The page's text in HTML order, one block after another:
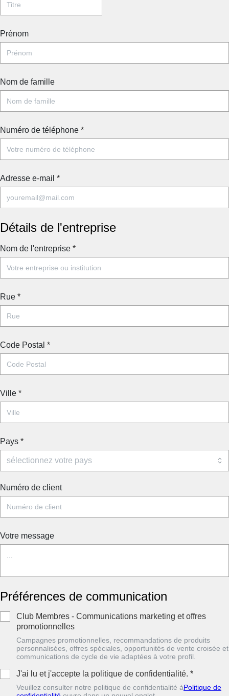
Prénom
Nom de famille
Numéro de téléphone *
Adresse e-mail *
Détails de l'entreprise
Nom de l'entreprise *
Rue *
Code Postal *
Ville *
Pays *
Numéro de client
Votre message
Préférences de communication
Club Membres - Communications marketing et offres
promotionnelles
Campagnes promotionnelles, recommandations de produits
personnalisées, offres spéciales, opportunités de vente croisée et
communications de cycle de vie adaptées à votre profil.
J'ai lu et j'accepte la politique de confidentialité. *
Veuillez consulter notre politique de confidentialité àPolitique de